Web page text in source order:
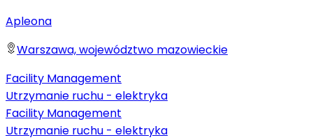
Apleona
Warszawa, województwo mazowieckie
Facility Management
Utrzymanie ruchu - elektryka
Facility Management
Utrzymanie ruchu - elektryka